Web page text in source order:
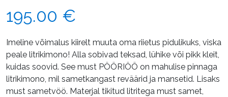
195.00 €
Imeline võimalus kiirelt muuta oma riietus pidulikuks, viska
peale litrikimono! Alla sobivad teksad, lühike või pikk kleit,
kuidas soovid. See must PÖÖRIÖÖ on mahulise pinnaga
litrikimono, mil sametkangast reväärid ja mansetid. Lisaks
must sametvöö. Materjal tikitud litritega must samet,